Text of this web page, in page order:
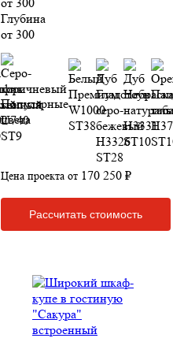
Глубина
от 300
Популярные
цвета
Цена проекта от 170 250 ₽
Рассчитать стоимость